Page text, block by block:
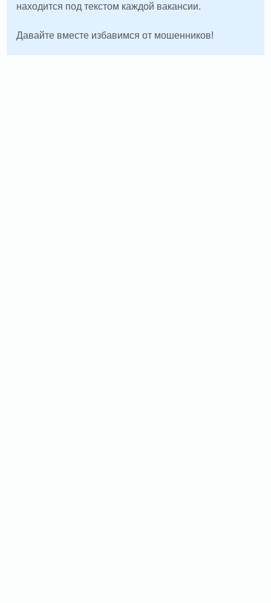
находится под текстом каждой вакансии.
Давайте вместе избавимся от мошенников!